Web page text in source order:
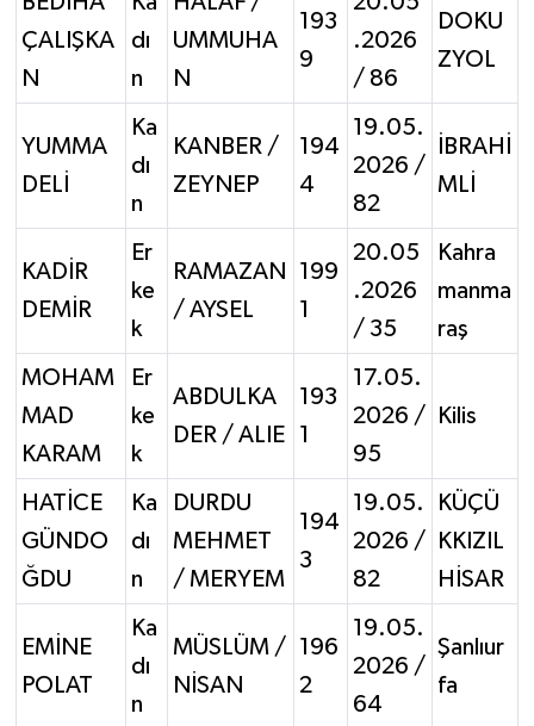
ÇALIŞKA
N
dı
n
UMMUHA
N
193
9
.2026
/ 86
DOKU
ZYOL
YUMMA
DELİ
Ka
dı
n
KANBER /
ZEYNEP
194
4
19.05.
2026 /
82
İBRAHİ
MLİ
KADİR
DEMİR
Er
ke
k
RAMAZAN
/ AYSEL
199
1
20.05
.2026
/ 35
Kahra
manma
raş
MOHAM
MAD
KARAM
Er
ke
k
ABDULKA
DER / ALIE
193
1
17.05.
2026 /
95
Kilis
HATİCE
GÜNDO
ĞDU
Ka
dı
n
DURDU
MEHMET
/ MERYEM
194
3
19.05.
2026 /
82
KÜÇÜ
KKIZIL
HİSAR
EMİNE
POLAT
Ka
dı
n
MÜSLÜM /
NİSAN
196
2
19.05.
2026 /
64
Şanlıur
fa